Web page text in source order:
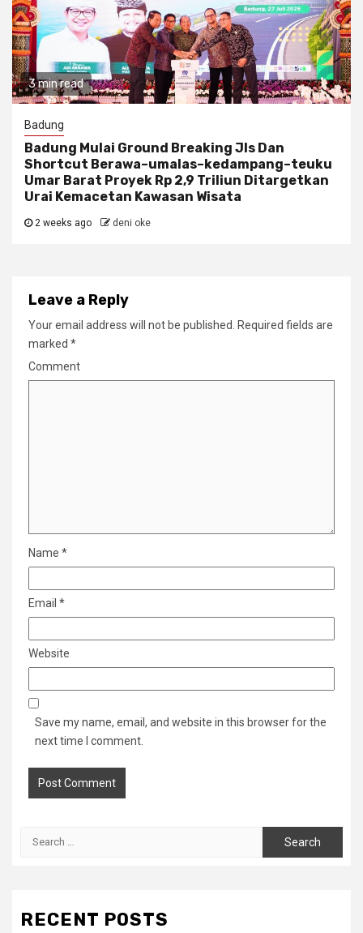
3 min read
Badung
Badung Mulai Ground Breaking Jls Dan
Shortcut Berawa–umalas–kedampang–teuku
Umar Barat Proyek Rp 2,9 Triliun Ditargetkan
Urai Kemacetan Kawasan Wisata
2 weeks ago deni oke
Leave a Reply
Your email address will not be published. Required fields are
marked *
Comment
Name *
Email *
Website
Save my name, email, and website in this browser for the
next time I comment.
RECENT POSTS